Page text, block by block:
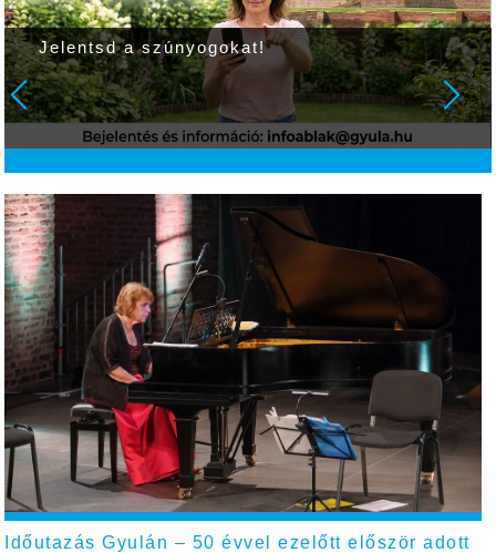
Jelentsd a szúnyogokat!
Időutazás Gyulán – 50 évvel ezelőtt először adott